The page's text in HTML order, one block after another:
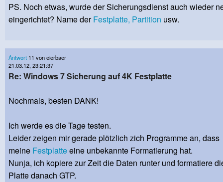
PS. Noch etwas, wurde der Sicherungsdienst auch wieder
eingerichtet? Name derFestplatte, Partition usw.
Antwort 11 von eierbaer
21.03.12, 23:21:37
Re: Windows 7 Sicherung auf 4K Festplatte
Nochmals, besten DANK!
Ich werde es die Tage testen.
Leider zeigen mir gerade plötzlich zich Programme an, dass
meine Festplatteeine unbekannte Formatierung hat.
Nunja, ich kopiere zur Zeit die Daten runter und formatiere
Platte danach GTP.